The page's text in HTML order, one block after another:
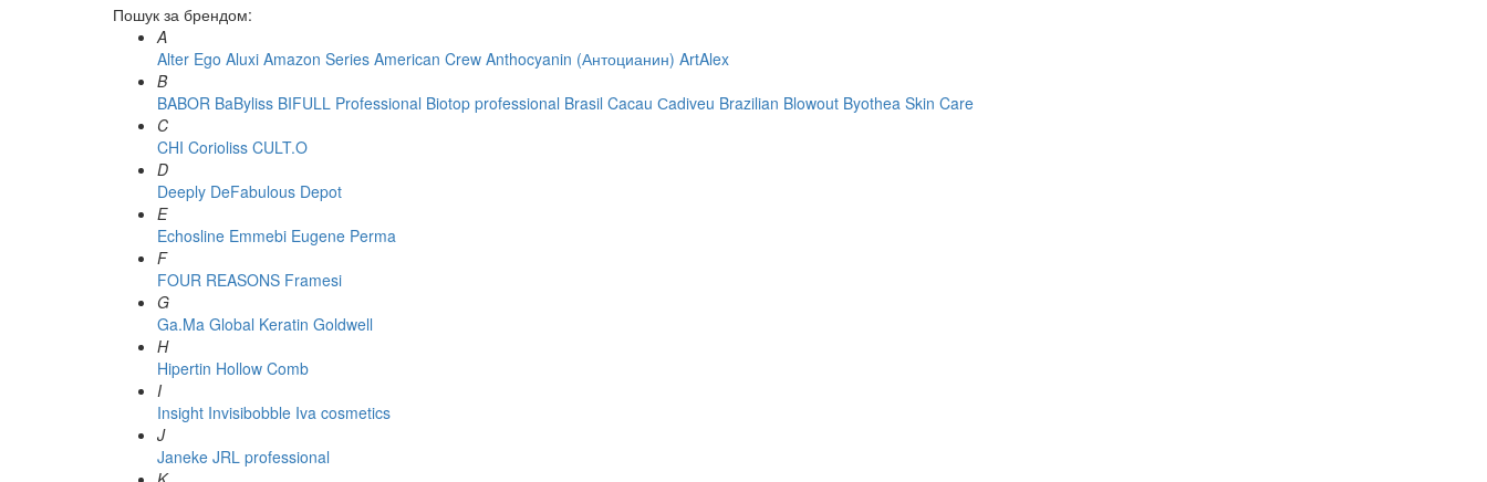
Пошук за брендом:
A
Alter Ego Aluxi Amazon Series American Crew Anthocyanin (Антоцианин) ArtAlex
B
BABOR BaByliss BIFULL Professional Biotop professional Brasil Cacau Сadiveu Brazilian Blowout Byothea Skin Care
C
CHI Corioliss CULT.O
D
Deeply DeFabulous Depot
E
Echosline Emmebi Eugene Perma
F
FOUR REASONS Framesi
G
Ga.Ma Global Keratin Goldwell
H
Hipertin Hollow Comb
I
Insight Invisibobble Iva cosmetics
J
Janeke JRL professional